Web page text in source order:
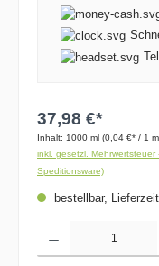
37,98 €*
Inhalt: 1000 ml (0,04 €* / 1
inkl. gesetzl.
Speditionsware)
bestellbar,